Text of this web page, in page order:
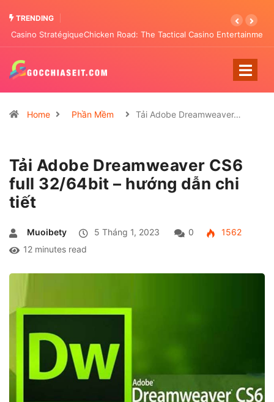
TRENDING
Chicken Road: The Tactical Casino Entertainment Transforming
Home Phần Mềm Tải Adobe Dreamweaver…
Tải Adobe Dreamweaver CS6
full 32/64bit – hướng dẫn chi
tiết
Muoibety 5 Tháng 1, 2023 0
1562
12 minutes read